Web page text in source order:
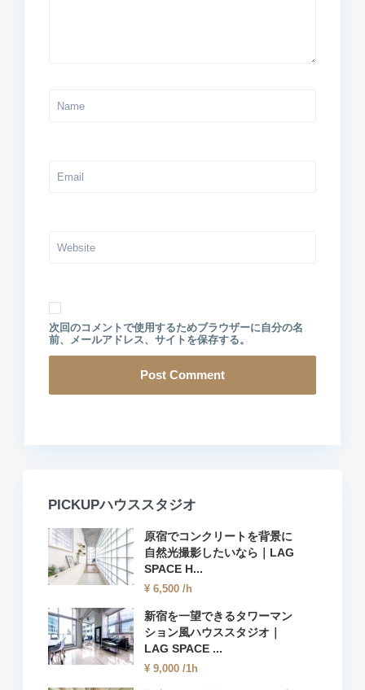
次回のコメントで使用するためブラウザーに自分の名
前、メールアドレス、サイトを保存する。
PICKUPハウススタジオ
原宿でコンクリートを背景に
自然光撮影したいなら｜LAG
SPACE H...
¥ 6,500 /h
新宿を一望できるタワーマン
ション風ハウススタジオ｜
LAG SPACE ...
¥ 9,000 /1h